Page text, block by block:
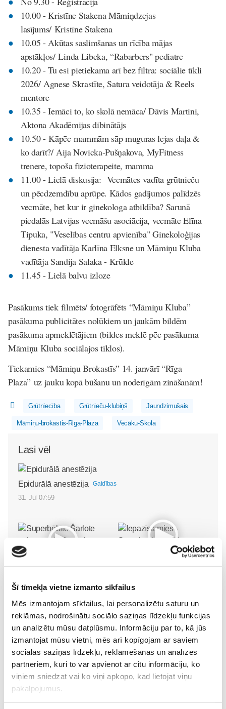
Šī tīmekļa vietne izmanto sīkfailus
Mēs izmantojam sīkfailus, lai personalizētu saturu un
reklāmas, nodrošinātu sociālo saziņas līdzekļu funkcijas
un analizētu mūsu datplūsmu. Informāciju par to, kā jūs
izmantojat mūsu vietni, mēs arī kopīgojam ar saviem
sociālās saziņas līdzekļu, reklamēšanas un analīzes
partneriem, kuri to var apvienot ar citu informāciju, ko
viņiem sniedzat vai ko viņi apkopo, kad lietojat viņu
pakalpojumus.
10.00 - Kristīne Stakena Māmiņdzejas
lasījums/ Kristīne Stakena
10.05 - Akūtas saslimšanas un rīcība mājas
apstākļos/ Linda Libeka, “Rabarbers" pediatre
10.20 - Tu esi pietiekama arī bez filtra: sociālie tīkli
2026/ Agnese Skrastīte, Satura veidotāja & Reels
mentore
10.35 - Iemāci to, ko skolā nemāca/ Dāvis Martini,
Aktona Akadēmijas dibinātājs
10.50 - Kāpēc mammām sāp muguras lejas daļa &
ko darīt?/ Aija Novicka-Pušņakova, MyFitness
trenere, topoša fizioterapeite, mamma
11.00 - Lielā diskusija: Vecmātes vadīta grūtnieču
un pēcdzemdību aprūpe. Kādos gadījumos palīdzēs
vecmāte, bet kur ir ginekologa atbildība? Sarunā
piedalās Latvijas vecmāšu asociācija, vecmāte Elīna
Tipuka, "Veselības centru apvienība" Ginekoloģijas
dienesta vadītāja Karlīna Elksne un Māmiņu Kluba
vadītāja Sandija Salaka - Krūkle
11.45 - Lielā balvu izloze
Pasākums tiek filmēts/ fotogrāfēts “Māmiņu Kluba”
pasākuma publicitātes nolūkiem un jaukām bildēm
pasākuma apmeklētājiem (bildes meklē pēc pasākuma
Māmiņu Kluba sociālajos tīklos).
Tiekamies “Māmiņu Brokastīs” 14. janvārī “Rīga
Plaza” uz jauku kopā būšanu un noderīgām zināšanām!
Grūtniecība Grūtnieču-klubiņš Jaundzimušais
Māmiņu-brokastis-Riga-Plaza Vecāku-Skola
Lasi vēl
Epidurālā anestēzija Gaidības
31. Jul 07:59
Superbēbīte Šarlote nāk
slimnīcā
Gaidības
09. Jul 09:55
Superbēbis 2026!
Pavasara “ātrās